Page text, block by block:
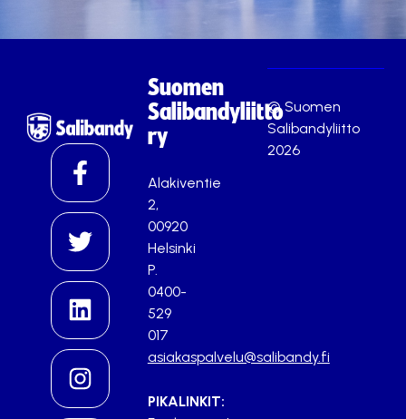
Suomen
Salibandyliitto
ry
Alakiventie
2,
00920
Helsinki
P.
0400-
529
017
asiakaspalvelu@salibandy.fi
PIKALINKIT:
© Suomen
Salibandyliitto
2026